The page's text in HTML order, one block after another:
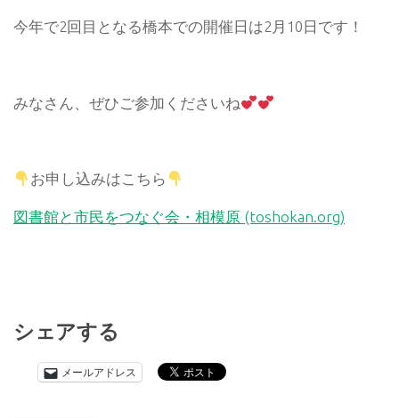
今年で2回目となる橋本での開催日は2月10日です！
みなさん、ぜひご参加くださいね
お申し込みはこちら
図書館と市民をつなぐ会・相模原 (toshokan.org)
シェアする
メールアドレス